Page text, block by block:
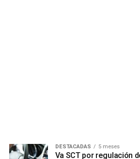
DESTACADAS 5 meses
Va SCT por regulación